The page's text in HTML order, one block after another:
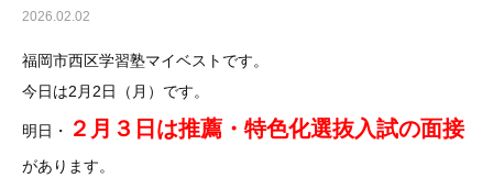
2026.02.02
福岡市西区学習塾マイベストです。
今日は2月2日（月）です。
明日・ ２月３日は推薦・特色化選抜入試の面接
があります。